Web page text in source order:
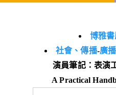
博雅
社會、傳播-廣
演員筆記：表演
A Practical